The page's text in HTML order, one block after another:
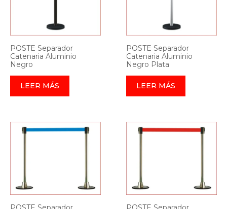
POSTE Separador
Catenaria Aluminio
Negro
LEER MÁS
POSTE Separador
Catenaria Aluminio
Negro Plata
LEER MÁS